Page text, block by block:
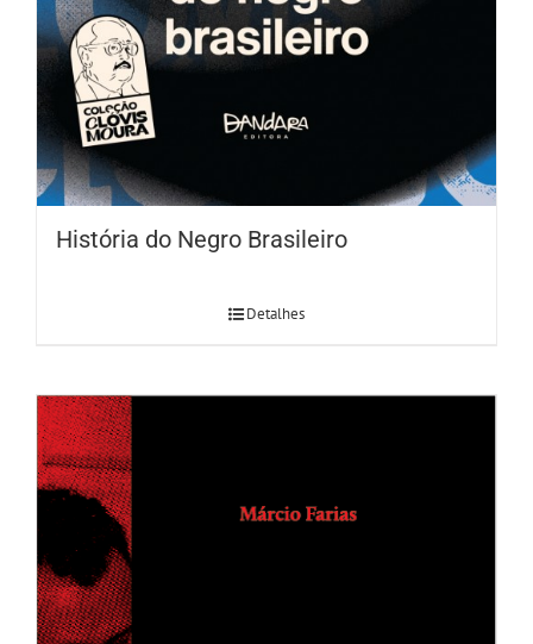
História do Negro Brasileiro
Detalhes